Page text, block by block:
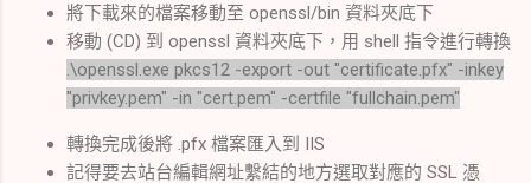
將下載來的檔案移動至 openssl/bin 資料夾底下
移動 (CD) 到 openssl 資料夾底下，用 shell 指令進行轉換
.\openssl.exe pkcs12 -export -out "certificate.pfx" -inkey
"privkey.pem" -in "cert.pem" -certfile "fullchain.pem"
轉換完成後將 .pfx 檔案匯入到 IIS
記得要去站台編輯網址繫結的地方選取對應的 SSL 憑